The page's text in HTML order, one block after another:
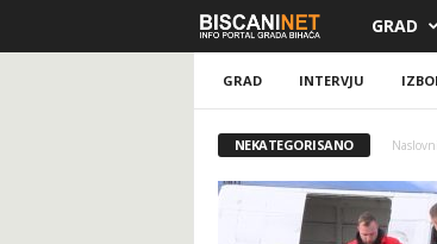
i
s
c
a
GRAD
GRAD INTERVJU
NEKATEGORISANO